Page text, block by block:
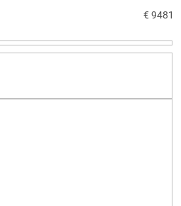
€ 9481